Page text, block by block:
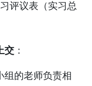
评议表（实习总
交 ：
组的老师负责相